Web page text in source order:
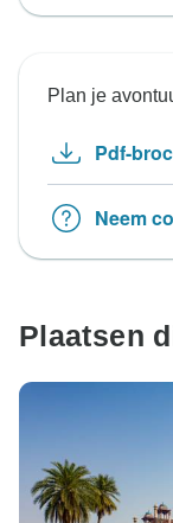
Plan je
Pdf-
Neem
Plaatsen